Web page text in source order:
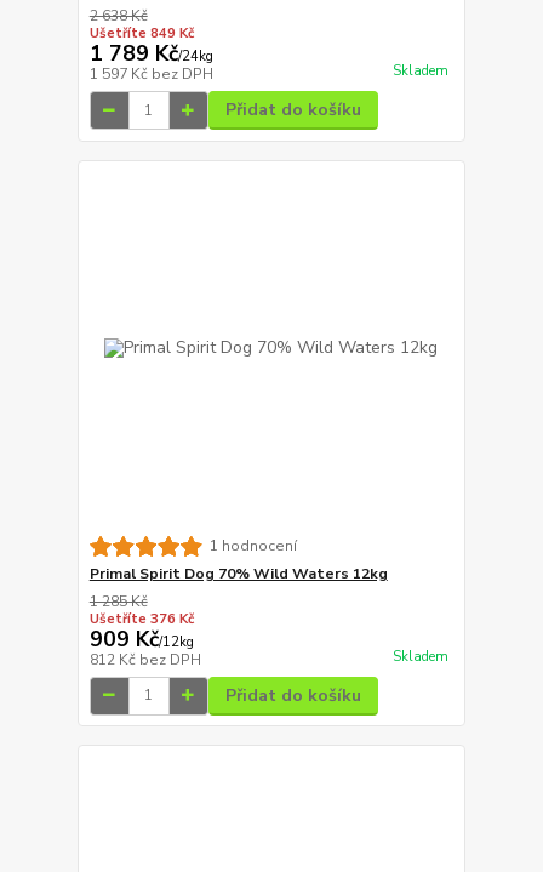
2 638 Kč
Ušetříte 849 Kč
1 789 Kč/24kg
1 597 Kč bez DPH Skladem
Přidat do košíku
1 hodnocení
Primal Spirit Dog 70% Wild Waters 12kg
1 285 Kč
Ušetříte 376 Kč
909 Kč/12kg
812 Kč bez DPH Skladem
Přidat do košíku